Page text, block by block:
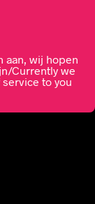
aan, wij hopen
Currently we
to you